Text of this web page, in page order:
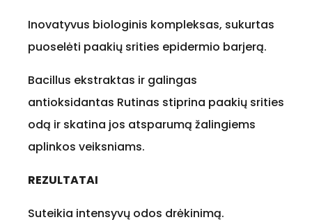
Inovatyvus biologinis kompleksas, sukurtas
puoselėti paakių srities epidermio barjerą.
Bacillus ekstraktas ir galingas
antioksidantas Rutinas stiprina paakių srities
odą ir skatina jos atsparumą žalingiems
aplinkos veiksniams.
REZULTATAI
Suteikia intensyvų odos drėkinimą.